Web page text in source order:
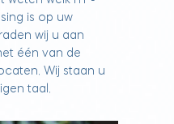
is op uw
wij u aan
één van de
Wij staan u
taal.